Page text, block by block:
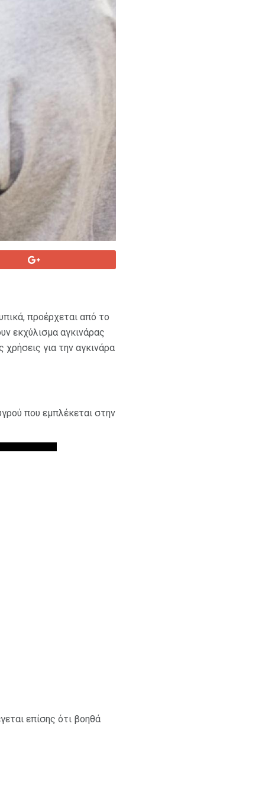
προέρχεται από το
εκχύλισμα αγκινάρας
για την αγκινάρα
που εμπλέκεται στην
επίσης ότι βοηθά